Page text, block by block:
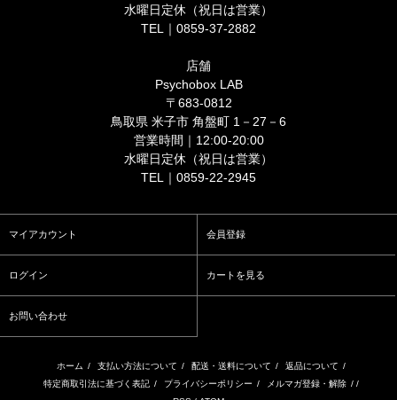
水曜日定休（祝日は営業）
TEL｜0859-37-2882
店舗
Psychobox LAB
〒683-0812
鳥取県 米子市 角盤町 1－27－6
営業時間｜12:00-20:00
水曜日定休（祝日は営業）
TEL｜0859-22-2945
マイアカウント 会員登録
ログイン カートを見る
お問い合わせ
ホーム / 支払い方法について / 配送・送料について / 返品について /
特定商取引法に基づく表記 / プライバシーポリシー / メルマガ登録・解除 / /